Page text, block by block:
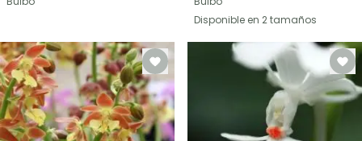
Disponible en 2 tamaños